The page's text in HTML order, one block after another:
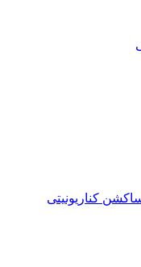
کناریونیتی